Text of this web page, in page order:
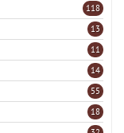
118
13
11
14
55
18